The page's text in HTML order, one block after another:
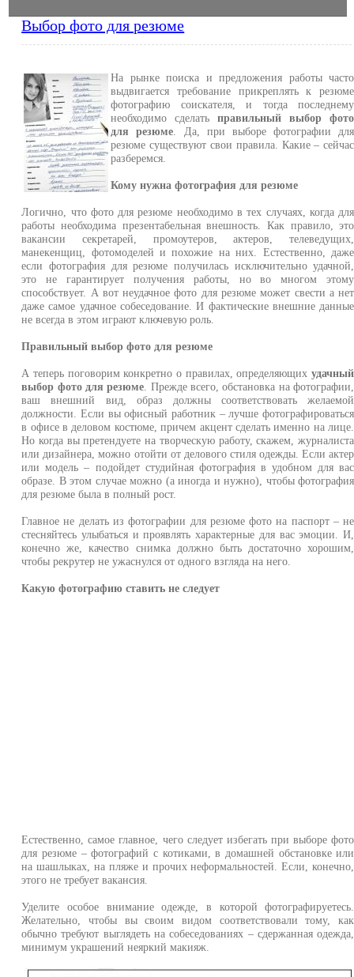
Выбор фото для резюме
На рынке поиска и предложения работы часто
выдвигается требование прикреплять к резюме
фотографию соискателя, и тогда последнему
необходимо сделатьправильный выбор фото
для резюме . Да, при выборе фотографии для
резюме существуют свои правила. Какие – сейчас
разберемся.
Кому нужна фотография для резюме
Логично, что фото для резюме необходимо в тех случаях, когда для
работы необходима презентабельная внешность. Как правило, это
вакансии секретарей, промоутеров, актеров, телеведущих,
манекенщиц, фотомоделей и похожие на них. Естественно, даже
если фотография для резюме получилась исключительно удачной,
это не гарантирует получения работы, но во многом этому
способствует. А вот неудачное фото для резюме может свести а нет
даже самое удачное собеседование. И фактические внешние данные
не всегда в этом играют ключевую роль.
Правильный выбор фото для резюме
А теперь поговорим конкретно о правилах, определяющихудачный
выбор фото для резюме . Прежде всего, обстановка на фотографии,
ваш внешний вид, образ должны соответствовать желаемой
должности. Если вы офисный работник – лучше фотографироваться
в офисе в деловом костюме, причем акцент сделать именно на лице.
Но когда вы претендуете на творческую работу, скажем, журналиста
или дизайнера, можно отойти от делового стиля одежды. Если актер
или модель – подойдет студийная фотография в удобном для вас
образе. В этом случае можно (а иногда и нужно), чтобы фотография
для резюме была в полный рост.
Главное не делать из фотографии для резюме фото на паспорт – не
стесняйтесь улыбаться и проявлять характерные для вас эмоции. И,
конечно же, качество снимка должно быть достаточно хорошим,
чтобы рекрутер не ужаснулся от одного взгляда на него.
Какую фотографию ставить не следует
Естественно, самое главное, чего следует избегать при выборе фото
для резюме – фотографий с котиками, в домашней обстановке или
на шашлыках, на пляже и прочих неформальностей. Если, конечно,
этого не требует вакансия.
Уделите особое внимание одежде, в которой фотографируетесь.
Желательно, чтобы вы своим видом соответствовали тому, как
обычно требуют выглядеть на собеседованиях – сдержанная одежда,
минимум украшений неяркий макияж.